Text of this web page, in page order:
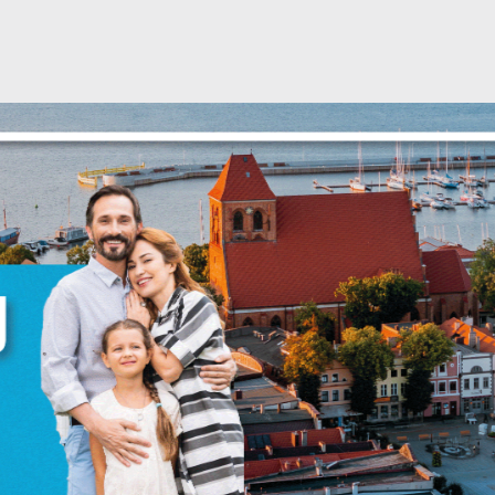
Twoją prywatność. Możesz zmienić ustawienia cookies lub
je wszystkie. W dowolnym momencie możesz dokonać
ustawień.
pliki cookies służą do prawidłowego funkcjonowania strony
i umożliwiają Ci komfortowe korzystanie z oferowanych przez
usług.
cookies odpowiadają na podejmowane przez Ciebie działania w celu
dostosowania Twoich ustawień preferencji prywatności, logowania czy
formularzy. Dzięki plikom cookies strona, z której korzystasz,
bez zakłóceń.
i personalizacyjne